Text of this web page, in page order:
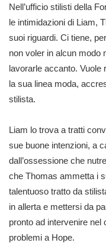
Nell’ufficio stilisti della
le intimidazioni di Liam,
suoi riguardi. Ci tiene,
non voler in alcun modo
lavorarle accanto. Vuole
la sua linea moda,
stilista.
Liam lo trova a tratti
sue buone intenzioni, a
dall’ossessione che
che Thomas ammetta i
talentuoso tratto da
in allerta e mettersi da
pronto ad intervenire nel
problemi a Hope.